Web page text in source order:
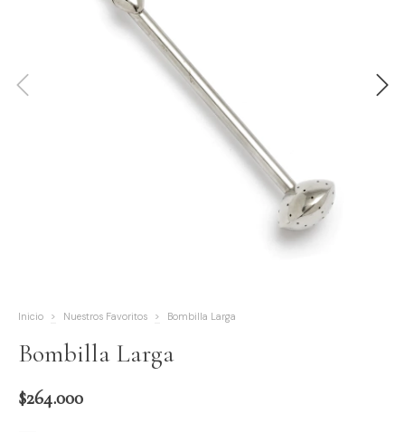
Inicio > Nuestros Favoritos > Bombilla Larga
Bombilla Larga
$264.000